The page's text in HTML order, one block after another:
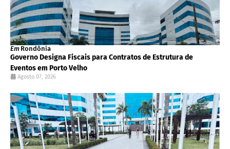
Em Rondônia
Governo Designa Fiscais para Contratos de Estrutura de
Eventos em Porto Velho
Agosto 07, 2026